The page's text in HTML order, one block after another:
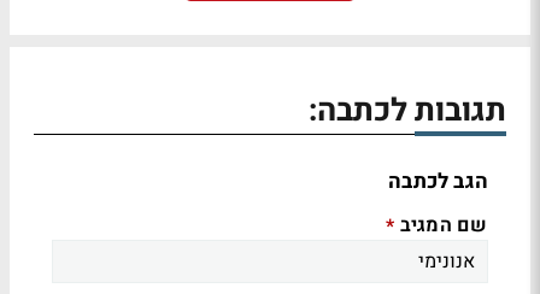
תגובות לכתבה:
הגב לכתבה
שם המגיב *